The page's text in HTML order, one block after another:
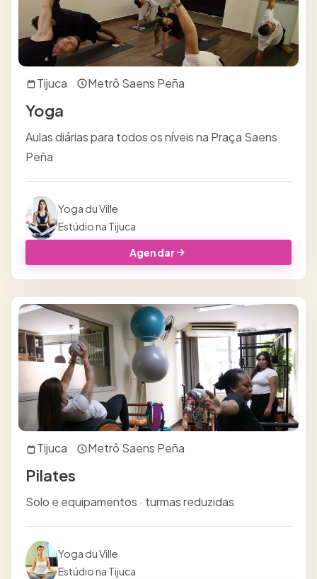
Tijuca Metrô Saens Peña
Yoga
Aulas diárias para todos os níveis na Praça Saens
Peña
Yoga du Ville
Estúdio na Tijuca
Agendar
Tijuca Metrô Saens Peña
Pilates
Solo e equipamentos · turmas reduzidas
Yoga du Ville
Estúdio na Tijuca